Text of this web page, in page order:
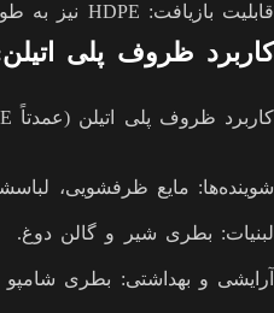
قابلیت بازیافت: HDPE نیز به طور گسترده بازیافت می‌شود.
کاربرد ظروف پلی
کاربرد ظروف پلی اتیلن (عمدتاً HDPE) شامل موارد زیر است:
شوینده‌ها: مایع ظرفشویی،
لبنیات: بطری شیر و گالن دوغ.
آرایشی و بهداشتی: بطری